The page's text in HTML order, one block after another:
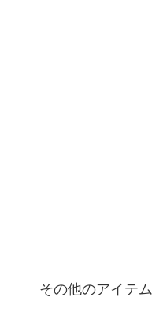
その他のアイテム